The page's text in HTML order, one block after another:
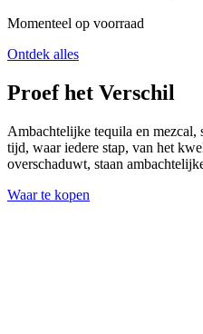
Momenteel op voorraad
Ontdek alles
Proef het Verschil
Ambachtelijke tequila en mezcal,
tijd, waar iedere stap, van het
overschaduwt, staan
Waar te kopen